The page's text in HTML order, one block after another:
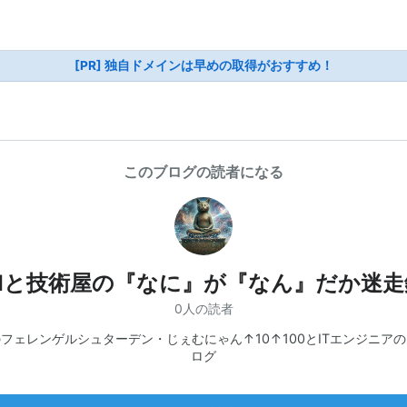
[PR] 独自ドメインは早めの取得がおすすめ！
このブログの読者になる
技術屋の『なに』が『なん』だか迷
0人の読者
ェレンゲルシュターデン・じぇむにゃん↑10↑100とITエンジニア
ログ